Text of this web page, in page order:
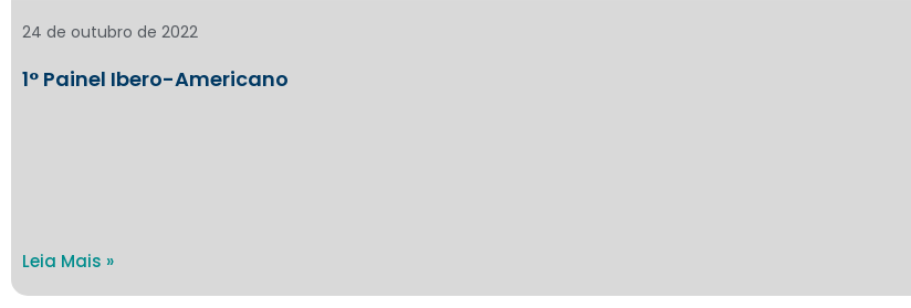
1° Painel Ibero-Americano
24 de outubro de 2022
Leia Mais »